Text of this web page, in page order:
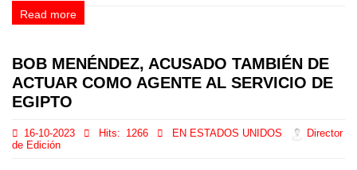
Read more
BOB MENÉNDEZ, ACUSADO TAMBIÉN DE
ACTUAR COMO AGENTE AL SERVICIO DE
EGIPTO
16-10-2023 Hits: 1266 EN ESTADOS UNIDOS
Director
de Edición